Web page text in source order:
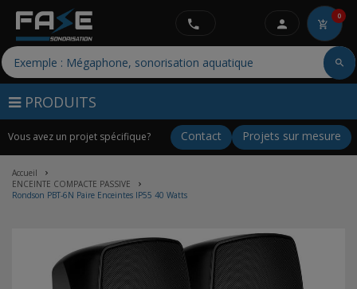
PRODUITS
Vous avez un projet spécifique? Projets sur mesure
Contact
0
Accueil
ENCEINTE COMPACTE PASSIVE
Rondson PBT-6N Paire Enceintes IP55 40 Watts